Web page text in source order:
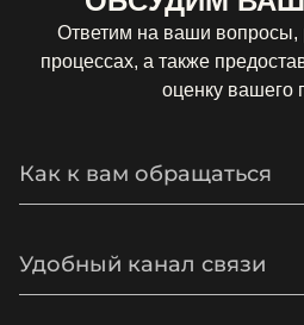
Ответим на ваши
процессах, а также
оценку вашего
Удобный канал связи